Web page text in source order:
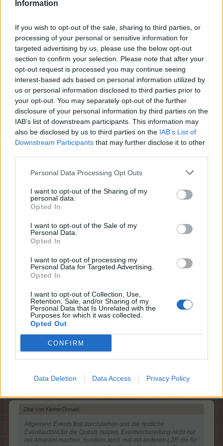
Information
If you wish to opt-out of the sale, sharing to third parties, or
processing of your personal or sensitive information for
targeted advertising by us, please use the below opt-out
section to confirm your selection. Please note that after your
opt-out request is processed you may continue seeing
interest-based ads based on personal information utilized by
us or personal information disclosed to third parties prior to
your opt-out. You may separately opt-out of the further
disclosure of your personal information by third parties on the
IAB’s list of downstream participants. This information may
also be disclosed by us to third parties on the IAB’s List of
Downstream Participants that may further disclose it to other
Personal Data Processing Opt Outs
I want to opt-out of the Sharing of my
personal data.
Opted In
I want to opt-out of the Sale of my
Personal Data.
Opted In
I want to opt-out of processing my
Personal Data for Targeted Advertising.
Opted In
I want to opt-out of Collection, Use,
Retention, Sale, and/or Sharing of my
Personal Data that Is Unrelated with the
Purposes for which it was collected.
Opted Out
CONFIRM
Data Deletion Data Access Privacy Policy
dem HDD) nutzen. WLs und HWP nicht vergessen.
nicht stören. Meine stehen dauerhaft im Wald. Falls da
mal ein Event stattfindet, ziehen die um auf eine gerade
nicht benötigte Fläche.
Wenn möglich, Tiere blitzen. Ertragsboni und -ranken
dabei nicht vergessen.
Für Erzeugnisse siehe Tierquests.
Für Gruselquests lange Gruselnächte nutzen und mit
allen Pushern machen was geht.
Bei mir sind noch 23 Quests nicht vollständig erledigt,
Eine Inselquest, 5 Gruselquests, der Rest ist Farm.
-Nadila-,T-Funk Brüllkäfer_I
Gruselchen
Ich hänge seit Einspielung an "Die Geschichtenerzähler"
die wollen einfach nicht .... alle anderen Quest sind
erledigt...
5 März 2025
-Nadila-,KleinerDonald,roteelsterund1 weiteren Persongefällt dies.
Lebende Forenlegende
Zitat von KleinerDonald: ↑
Allgemein Events flott durchziehen und die restliche
Eventlaufzeit für die Quests nutzen. Eventvorbereitung nicht nur
mit Amarant machen, sondern auch mal mit anderen LZP, die für